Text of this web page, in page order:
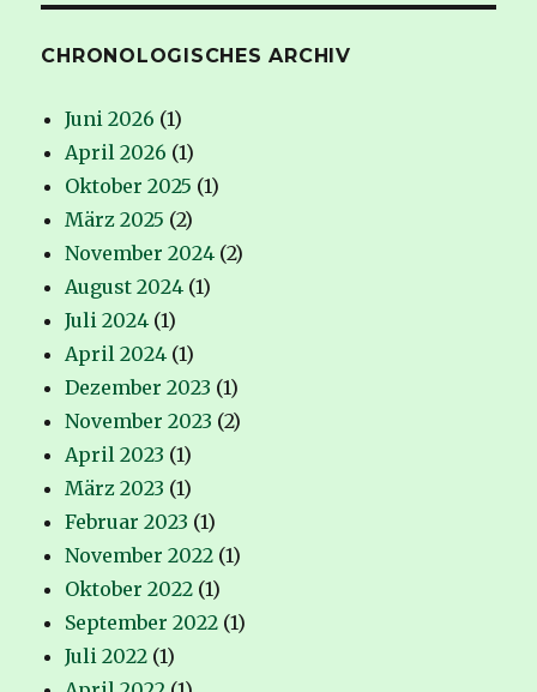
CHRONOLOGISCHES ARCHIV
Juni 2026 (1)
April 2026 (1)
Oktober 2025 (1)
März 2025 (2)
November 2024 (2)
August 2024 (1)
Juli 2024 (1)
April 2024 (1)
Dezember 2023 (1)
November 2023 (2)
April 2023 (1)
März 2023 (1)
Februar 2023 (1)
November 2022 (1)
Oktober 2022 (1)
September 2022 (1)
Juli 2022 (1)